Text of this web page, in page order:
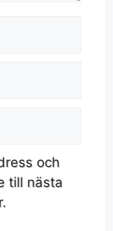
och
till nästa